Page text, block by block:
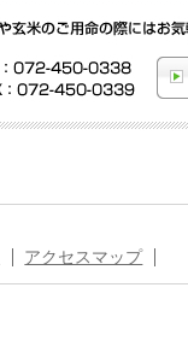
アクセスマップ